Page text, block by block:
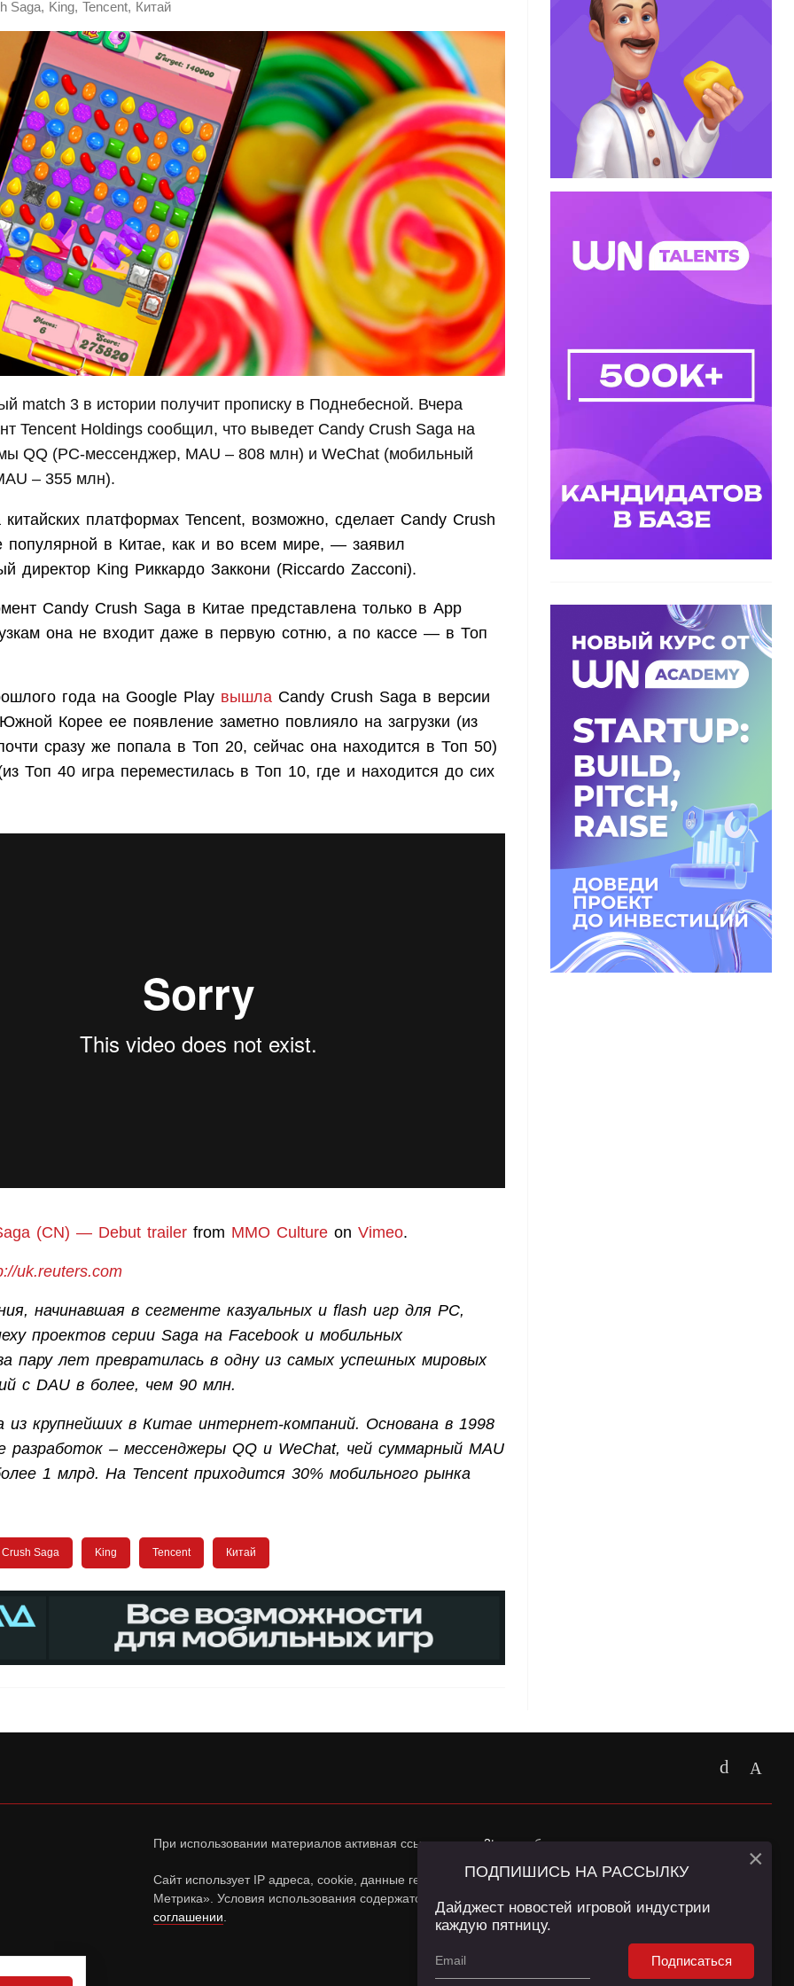
Saga, King, Tencent, Китай
match 3 в истории получит прописку в Поднебесной. Вчера
Tencent Holdings сообщил, что выведет Candy Crush Saga на
QQ (PC-мессенджер, MAU – 808 млн) и WeChat (мобильный
– 355 млн).
платформах Tencent, возможно, сделает Candy Crush
популярной в Китае, как и во всем мире, — заявил
директор King Риккардо Заккони (Riccardo Zacconi).
Candy Crush Saga в Китае представлена только в App
она не входит даже в первую сотню, а по кассе — в Топ
года на Google Play вышла Candy Crush Saga в версии
Корее ее появление заметно повлияло на загрузки (из
сразу же попала в Топ 20, сейчас она находится в Топ 50)
Топ 40 игра переместилась в Топ 10, где и находится до сих
(CN) — Debut trailer from MMO Culture on Vimeo.
uk.reuters.com
начинавшая в сегменте казуальных и flash игр для PC,
проектов серии Saga на Facebook и мобильных
пару лет превратилась в одну из самых успешных мировых
с DAU в более, чем 90 млн.
из крупнейших в Китае интернет-компаний. Основана в 1998
разработок – мессенджеры QQ и WeChat, чей суммарный MAU
1 млрд. На Tencent приходится 30% мобильного рынка
Saga King Tencent Китай
При использовании материалов активная ссылка наapp2top.ruобязательна.
Сайт использует IP адреса, cookie, данные геолокации Пользователей сайта и сервис «Яндекс
Метрика». Условия использования содержатся в
Политике конфиденциальностии
соглашении
ПОДПИШИСЬ НА РАССЫЛКУ
Дайджест новостей игровой индустрии
каждую пятницу.
Подписаться
×